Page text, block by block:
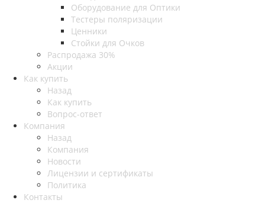
Оборудование для Оптики
Тестеры поляризации
Ценники
Стойки для Очков
Распродажа 30%
Акции
Как купить
Назад
Как купить
Вопрос-ответ
Компания
Назад
Компания
Новости
Лицензии и сертификаты
Политика
Контакты